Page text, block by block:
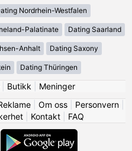
Nordrhein-Westfalen
Palatinate Dating Saarland
Anhalt Dating Saxony
Dating Thüringen
Butikk
Meninger
| Om oss| Personvern|
Kontakt FAQ